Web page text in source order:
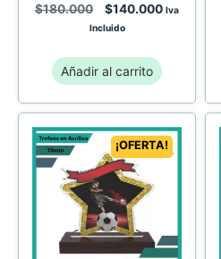
$180.000 $140.000 Iva
Incluido
Añadir al carrito
¡OFERTA!